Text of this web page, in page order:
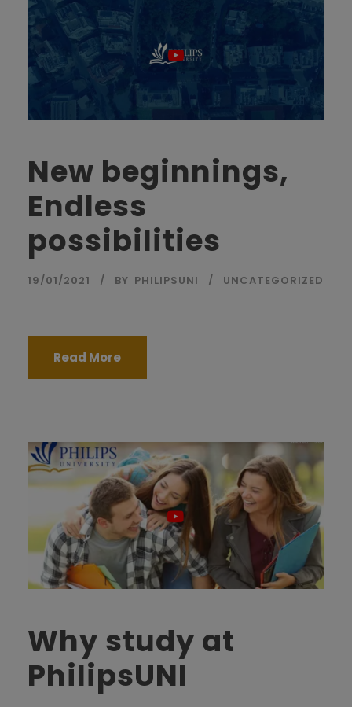
New beginnings,
Endless
possibilities
19/01/2021 BY PHILIPSUNI UNCATEGORIZED
Read More
Why study at
PhilipsUNI